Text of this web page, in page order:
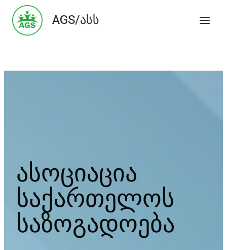
Skip
content
AGS/ასს
ასოციაცია
საქართელოს
საზოგადოება